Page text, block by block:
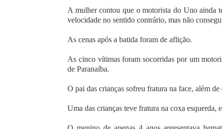
A mulher contou que o motorista do Uno ainda
velocidade no sentido contrário, mas não
As cenas após a batida foram de aflição.
As cinco vítimas foram socorridas por um
de Paranaíba.
O pai das crianças sofreu fratura na face, além
Uma das crianças teve fratura na coxa esquerda,